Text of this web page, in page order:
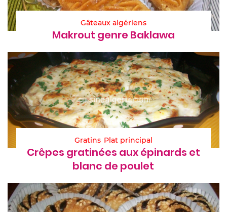
Gâteaux algériens
Makrout genre Baklawa
Gratins Plat principal
Crêpes gratinées aux épinards et
blanc de poulet